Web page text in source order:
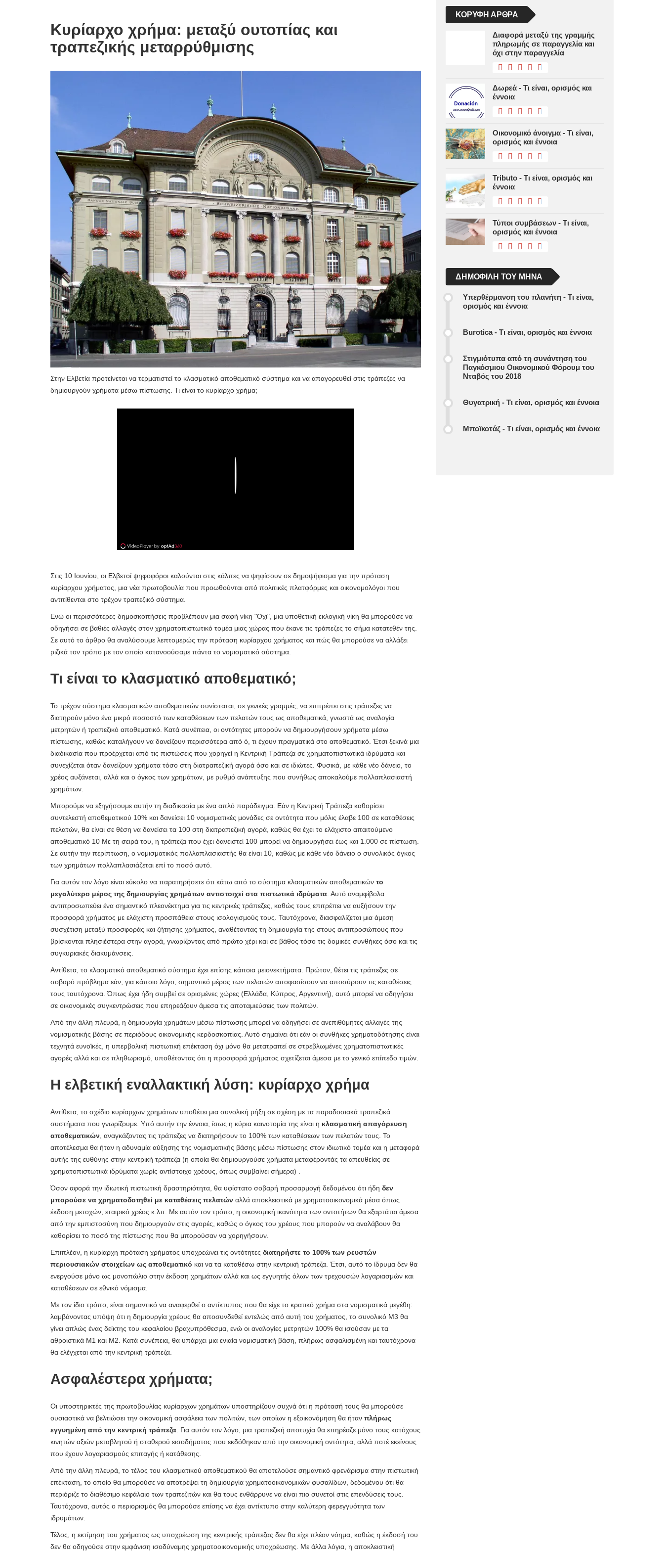
Κυρίαρχο χρήμα: μεταξύ ουτοπίας και
τραπεζικής μεταρρύθμισης
Στην Ελβετία προτείνεται να τερματιστεί το κλασματικό αποθεματικό σύστημα και να απαγορευθεί στις τράπεζες να
δημιουργούν χρήματα μέσω πίστωσης. Τι είναι το κυρίαρχο χρήμα;
Στις 10 Ιουνίου, οι Ελβετοί ψηφοφόροι καλούνται στις κάλπες να ψηφίσουν σε δημοψήφισμα για την πρόταση
κυρίαρχου χρήματος, μια νέα πρωτοβουλία που προωθούνται από πολιτικές πλατφόρμες και οικονομολόγοι που
αντιτίθενται στο τρέχον τραπεζικό σύστημα.
Ενώ οι περισσότερες δημοσκοπήσεις προβλέπουν μια σαφή νίκη "Όχι", μια υποθετική εκλογική νίκη θα μπορούσε να
οδηγήσει σε βαθιές αλλαγές στον χρηματοπιστωτικό τομέα μιας χώρας που έκανε τις τράπεζες το σήμα κατατεθέν της.
Σε αυτό το άρθρο θα αναλύσουμε λεπτομερώς την πρόταση κυρίαρχου χρήματος και πώς θα μπορούσε να αλλάξει
ριζικά τον τρόπο με τον οποίο κατανοούσαμε πάντα το νομισματικό σύστημα.
Τι είναι το κλασματικό αποθεματικό;
Το τρέχον σύστημα κλασματικών αποθεματικών συνίσταται, σε γενικές γραμμές, να επιτρέπει στις τράπεζες να
διατηρούν μόνο ένα μικρό ποσοστό των καταθέσεων των πελατών τους ως αποθεματικά, γνωστά ως αναλογία
μετρητών ή τραπεζικό αποθεματικό. Κατά συνέπεια, οι οντότητες μπορούν να δημιουργήσουν χρήματα μέσω
πίστωσης, καθώς καταλήγουν να δανείζουν περισσότερα από ό, τι έχουν πραγματικά στο αποθεματικό. Έτσι ξεκινά μια
διαδικασία που προέρχεται από τις πιστώσεις που χορηγεί η Κεντρική Τράπεζα σε χρηματοπιστωτικά ιδρύματα και
συνεχίζεται όταν δανείζουν χρήματα τόσο στη διατραπεζική αγορά όσο και σε ιδιώτες. Φυσικά, με κάθε νέο δάνειο, το
χρέος αυξάνεται, αλλά και ο όγκος των χρημάτων, με ρυθμό ανάπτυξης που συνήθως αποκαλούμε πολλαπλασιαστή
χρημάτων.
Μπορούμε να εξηγήσουμε αυτήν τη διαδικασία με ένα απλό παράδειγμα. Εάν η Κεντρική Τράπεζα καθορίσει
συντελεστή αποθεματικού 10% και δανείσει 10 νομισματικές μονάδες σε οντότητα που μόλις έλαβε 100 σε καταθέσεις
πελατών, θα είναι σε θέση να δανείσει τα 100 στη διατραπεζική αγορά, καθώς θα έχει το ελάχιστο απαιτούμενο
αποθεματικό 10 Με τη σειρά του, η τράπεζα που έχει δανειστεί 100 μπορεί να δημιουργήσει έως και 1.000 σε πίστωση.
Σε αυτήν την περίπτωση, ο νομισματικός πολλαπλασιαστής θα είναι 10, καθώς με κάθε νέο δάνειο ο συνολικός όγκος
των χρημάτων πολλαπλασιάζεται επί το ποσό αυτό.
Για αυτόν τον λόγο είναι εύκολο να παρατηρήσετε ότι κάτω από το σύστημα κλασματικών αποθεματικών το
μεγαλύτερο μέρος της δημιουργίας χρημάτων αντιστοιχεί στα πιστωτικά ιδρύματα . Αυτό αναμφίβολα
αντιπροσωπεύει ένα σημαντικό πλεονέκτημα για τις κεντρικές τράπεζες, καθώς τους επιτρέπει να αυξήσουν την
προσφορά χρήματος με ελάχιστη προσπάθεια στους ισολογισμούς τους. Ταυτόχρονα, διασφαλίζεται μια άμεση
συσχέτιση μεταξύ προσφοράς και ζήτησης χρήματος, αναθέτοντας τη δημιουργία της στους αντιπροσώπους που
βρίσκονται πλησιέστερα στην αγορά, γνωρίζοντας από πρώτο χέρι και σε βάθος τόσο τις δομικές συνθήκες όσο και τις
συγκυριακές διακυμάνσεις.
Αντίθετα, το κλασματικό αποθεματικό σύστημα έχει επίσης κάποια μειονεκτήματα. Πρώτον, θέτει τις τράπεζες σε
σοβαρό πρόβλημα εάν, για κάποιο λόγο, σημαντικό μέρος των πελατών αποφασίσουν να αποσύρουν τις καταθέσεις
τους ταυτόχρονα. Όπως έχει ήδη συμβεί σε ορισμένες χώρες (Ελλάδα, Κύπρος, Αργεντινή), αυτό μπορεί να οδηγήσει
σε οικονομικές συγκεντρώσεις που επηρεάζουν άμεσα τις αποταμιεύσεις των πολιτών.
Από την άλλη πλευρά, η δημιουργία χρημάτων μέσω πίστωσης μπορεί να οδηγήσει σε ανεπιθύμητες αλλαγές της
νομισματικής βάσης σε περιόδους οικονομικής κερδοσκοπίας. Αυτό σημαίνει ότι εάν οι συνθήκες χρηματοδότησης είναι
τεχνητά ευνοϊκές, η υπερβολική πιστωτική επέκταση όχι μόνο θα μετατραπεί σε στρεβλωμένες χρηματοπιστωτικές
αγορές αλλά και σε πληθωρισμό, υποθέτοντας ότι η προσφορά χρήματος σχετίζεται άμεσα με το γενικό επίπεδο τιμών.
Η ελβετική εναλλακτική λύση: κυρίαρχο χρήμα
Αντίθετα, το σχέδιο κυρίαρχων χρημάτων υποθέτει μια συνολική ρήξη σε σχέση με τα παραδοσιακά τραπεζικά
συστήματα που γνωρίζουμε. Υπό αυτήν την έννοια, ίσως η κύρια καινοτομία της είναι η κλασματική απαγόρευση
αποθεματικών , αναγκάζοντας τις τράπεζες να διατηρήσουν το 100% των καταθέσεων των πελατών τους. Το
αποτέλεσμα θα ήταν η αδυναμία αύξησης της νομισματικής βάσης μέσω πίστωσης στον ιδιωτικό τομέα και η μεταφορά
αυτής της ευθύνης στην κεντρική τράπεζα (η οποία θα δημιουργούσε χρήματα μεταφέροντάς τα απευθείας σε
χρηματοπιστωτικά ιδρύματα χωρίς αντίστοιχο χρέους, όπως συμβαίνει σήμερα) .
Όσον αφορά την ιδιωτική πιστωτική δραστηριότητα, θα υφίστατο σοβαρή προσαρμογή δεδομένου ότι ήδη δεν
μπορούσε να χρηματοδοτηθεί με καταθέσεις πελατών αλλά αποκλειστικά με χρηματοοικονομικά μέσα όπως
έκδοση μετοχών, εταιρικό χρέος κ.λπ. Με αυτόν τον τρόπο, η οικονομική ικανότητα των οντοτήτων θα εξαρτάται άμεσα
από την εμπιστοσύνη που δημιουργούν στις αγορές, καθώς ο όγκος του χρέους που μπορούν να αναλάβουν θα
καθορίσει το ποσό της πίστωσης που θα μπορούσαν να χορηγήσουν.
Επιπλέον, η κυρίαρχη πρόταση χρήματος υποχρεώνει τις οντότητες διατηρήστε το 100% των ρευστών
περιουσιακών στοιχείων ως αποθεματικό και να τα καταθέσω στην κεντρική τράπεζα. Έτσι, αυτό το ίδρυμα δεν θα
ενεργούσε μόνο ως μονοπώλιο στην έκδοση χρημάτων αλλά και ως εγγυητής όλων των τρεχουσών λογαριασμών και
καταθέσεων σε εθνικό νόμισμα.
Με τον ίδιο τρόπο, είναι σημαντικό να αναφερθεί ο αντίκτυπος που θα είχε το κρατικό χρήμα στα νομισματικά μεγέθη:
λαμβάνοντας υπόψη ότι η δημιουργία χρέους θα αποσυνδεθεί εντελώς από αυτή του χρήματος, το συνολικό M3 θα
γίνει απλώς ένας δείκτης του κεφαλαίου βραχυπρόθεσμα, ενώ οι αναλογίες μετρητών 100% θα ισούσαν με τα
αθροιστικά M1 και M2. Κατά συνέπεια, θα υπάρχει μια ενιαία νομισματική βάση, πλήρως ασφαλισμένη και ταυτόχρονα
θα ελέγχεται από την κεντρική τράπεζα.
Ασφαλέστερα χρήματα;
Οι υποστηρικτές της πρωτοβουλίας κυρίαρχων χρημάτων υποστηρίζουν συχνά ότι η πρότασή τους θα μπορούσε
ουσιαστικά να βελτιώσει την οικονομική ασφάλεια των πολιτών, των οποίων η εξοικονόμηση θα ήταν πλήρως
εγγυημένη από την κεντρική τράπεζα . Για αυτόν τον λόγο, μια τραπεζική αποτυχία θα επηρέαζε μόνο τους κατόχους
κινητών αξιών μεταβλητού ή σταθερού εισοδήματος που εκδόθηκαν από την οικονομική οντότητα, αλλά ποτέ εκείνους
που έχουν λογαριασμούς επιταγής ή κατάθεσης.
Από την άλλη πλευρά, το τέλος του κλασματικού αποθεματικού θα αποτελούσε σημαντικό φρενάρισμα στην πιστωτική
επέκταση, το οποίο θα μπορούσε να αποτρέψει τη δημιουργία χρηματοοικονομικών φυσαλίδων, δεδομένου ότι θα
περιόριζε το διαθέσιμο κεφάλαιο των τραπεζιτών και θα τους ενθάρρυνε να είναι πιο συνετοί στις επενδύσεις τους.
Ταυτόχρονα, αυτός ο περιορισμός θα μπορούσε επίσης να έχει αντίκτυπο στην καλύτερη φερεγγυότητα των
ιδρυμάτων.
Τέλος, η εκτίμηση του χρήματος ως υποχρέωση της κεντρικής τράπεζας δεν θα είχε πλέον νόημα, καθώς η έκδοσή του
δεν θα οδηγούσε στην εμφάνιση ισοδύναμης χρηματοοικονομικής υποχρέωσης. Με άλλα λόγια, η αποκλειστική
ΚΟΡΥΦΉ ΆΡΘΡΑ
Διαφορά μεταξύ της γραμμής
πληρωμής σε παραγγελία και
όχι στην παραγγελία
Δωρεά - Τι είναι, ορισμός και
έννοια
Οικονομικό άνοιγμα - Τι είναι,
ορισμός και έννοια
Tributo - Τι είναι, ορισμός και
έννοια
Τύποι συμβάσεων - Τι είναι,
ορισμός και έννοια
ΔΗΜΟΦΙΛΉ ΤΟΥ ΜΉΝΑ
Υπερθέρμανση του πλανήτη - Τι είναι,
ορισμός και έννοια
Burotica - Τι είναι, ορισμός και έννοια
Στιγμιότυπα από τη συνάντηση του
Παγκόσμιου Οικονομικού Φόρουμ του
Νταβός του 2018
Θυγατρική - Τι είναι, ορισμός και έννοια
Μποϊκοτάζ - Τι είναι, ορισμός και έννοια